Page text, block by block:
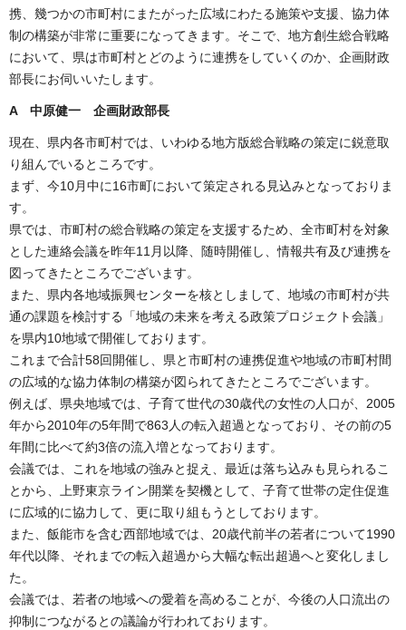
携、幾つかの市町村にまたがった広域にわたる施策や支援、協力体
制の構築が非常に重要になってきます。そこで、地方創生総合戦略
において、県は市町村とどのように連携をしていくのか、企画財政
部長にお伺いいたします。
A 中原健一 企画財政部長
現在、県内各市町村では、いわゆる地方版総合戦略の策定に鋭意取
り組んでいるところです。
まず、今10月中に16市町において策定される見込みとなっておりま
す。
県では、市町村の総合戦略の策定を支援するため、全市町村を対象
とした連絡会議を昨年11月以降、随時開催し、情報共有及び連携を
図ってきたところでございます。
また、県内各地域振興センターを核としまして、地域の市町村が共
通の課題を検討する「地域の未来を考える政策プロジェクト会議」
を県内10地域で開催しております。
これまで合計58回開催し、県と市町村の連携促進や地域の市町村間
の広域的な協力体制の構築が図られてきたところでございます。
例えば、県央地域では、子育て世代の30歳代の女性の人口が、2005
年から2010年の5年間で863人の転入超過となっており、その前の5
年間に比べて約3倍の流入増となっております。
会議では、これを地域の強みと捉え、最近は落ち込みも見られるこ
とから、上野東京ライン開業を契機として、子育て世帯の定住促進
に広域的に協力して、更に取り組もうとしております。
また、飯能市を含む西部地域では、20歳代前半の若者について1990
年代以降、それまでの転入超過から大幅な転出超過へと変化しまし
た。
会議では、若者の地域への愛着を高めることが、今後の人口流出の
抑制につながるとの議論が行われております。